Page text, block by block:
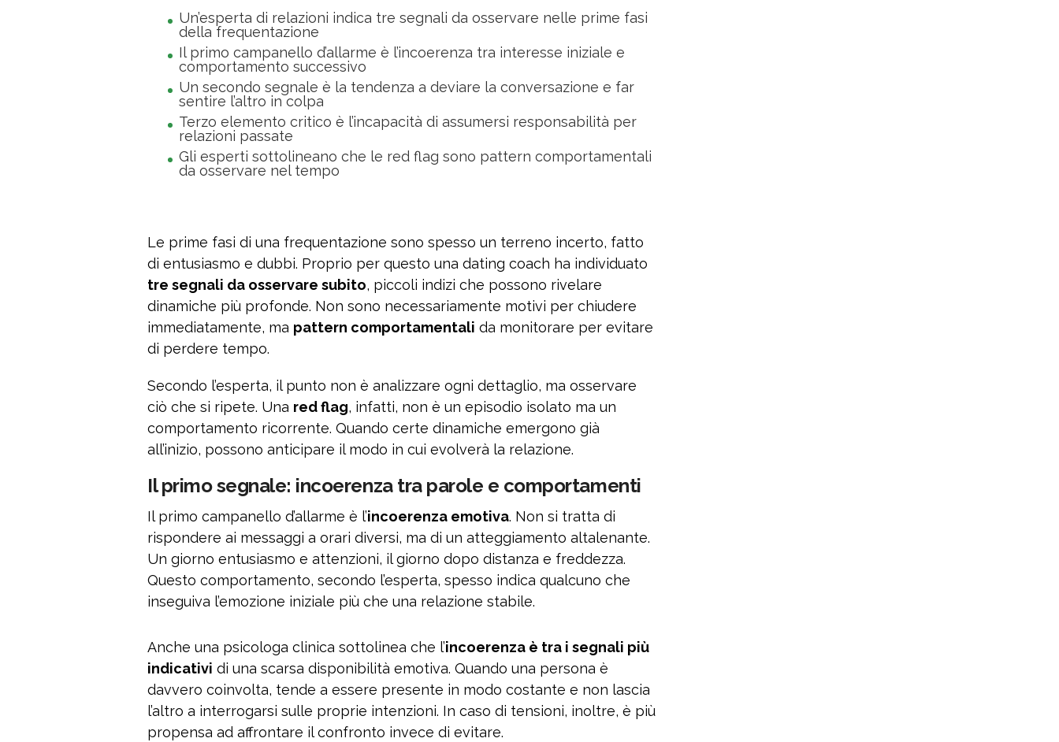
Un’esperta di relazioni indica tre segnali da osservare nelle prime fasi
della frequentazione
Il primo campanello d’allarme è l’incoerenza tra interesse iniziale e
comportamento successivo
Un secondo segnale è la tendenza a deviare la conversazione e far
sentire l’altro in colpa
Terzo elemento critico è l’incapacità di assumersi responsabilità per
relazioni passate
Gli esperti sottolineano che le red flag sono pattern comportamentali
da osservare nel tempo
Le prime fasi di una frequentazione sono spesso un terreno incerto, fatto
di entusiasmo e dubbi. Proprio per questo una dating coach ha individuato
tre segnali da osservare subito, piccoli indizi che possono rivelare
dinamiche più profonde. Non sono necessariamente motivi per chiudere
immediatamente, ma pattern comportamentali da monitorare per evitare
di perdere tempo.
Secondo l’esperta, il punto non è analizzare ogni dettaglio, ma osservare
ciò che si ripete. Una red flag, infatti, non è un episodio isolato ma un
comportamento ricorrente. Quando certe dinamiche emergono già
all’inizio, possono anticipare il modo in cui evolverà la relazione.
Il primo segnale: incoerenza tra parole e comportamenti
Il primo campanello d’allarme è l’incoerenza emotiva. Non si tratta di
rispondere ai messaggi a orari diversi, ma di un atteggiamento altalenante.
Un giorno entusiasmo e attenzioni, il giorno dopo distanza e freddezza.
Questo comportamento, secondo l’esperta, spesso indica qualcuno che
inseguiva l’emozione iniziale più che una relazione stabile.
Anche una psicologa clinica sottolinea che l’incoerenza è tra i segnali più
indicativi di una scarsa disponibilità emotiva. Quando una persona è
davvero coinvolta, tende a essere presente in modo costante e non lascia
l’altro a interrogarsi sulle proprie intenzioni. In caso di tensioni, inoltre, è più
propensa ad affrontare il confronto invece di evitare.